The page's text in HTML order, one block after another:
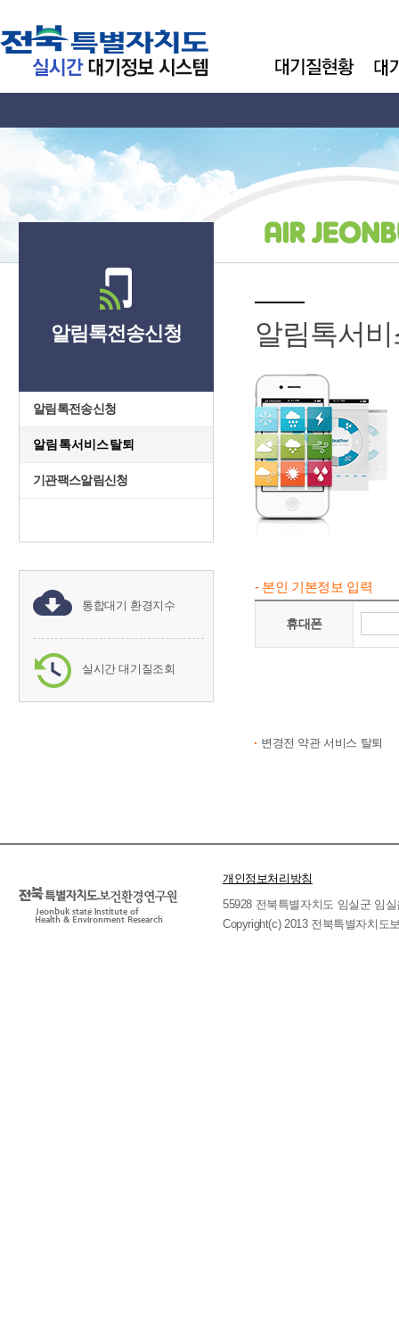
알림톡전송신청
알림톡전송신청
알림톡서비스탈퇴
기관팩스알림신청
통합대기 환경지수
실시간 대기질조회
알림톡서
- 본인 기본정보 입력
휴대폰
변경전 약관 서비스 탈퇴
개인정보처리방침
55928 전북특별자치도 임실군 임
Copyright(c) 2013 전북특별자치도